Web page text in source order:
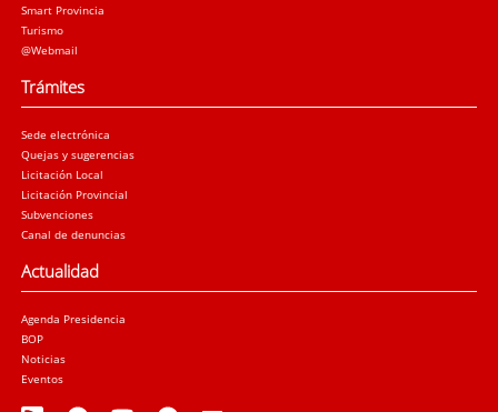
Smart Provincia
Turismo
@Webmail
Trámites
Sede electrónica
Quejas y sugerencias
Licitación Local
Licitación Provincial
Subvenciones
Canal de denuncias
Actualidad
Agenda Presidencia
BOP
Noticias
Eventos